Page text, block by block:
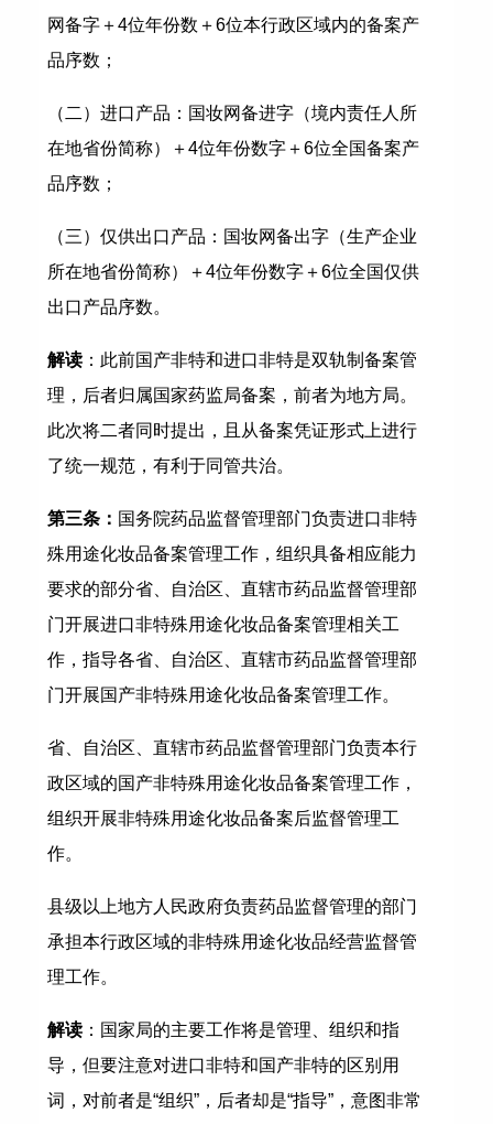
网备字＋4位年份数＋6位本行政区域内的备案产
品序数；
（二）进口产品：国妆网备进字（境内责任人所
在地省份简称）＋4位年份数字＋6位全国备案产
品序数；
（三）仅供出口产品：国妆网备出字（生产企业
所在地省份简称）＋4位年份数字＋6位全国仅供
出口产品序数。
解读 ：此前国产非特和进口非特是双轨制备案管
理，后者归属国家药监局备案，前者为地方局。
此次将二者同时提出，且从备案凭证形式上进行
了统一规范，有利于同管共治。
第三条： 国务院药品监督管理部门负责进口非特
殊用途化妆品备案管理工作，组织具备相应能力
要求的部分省、自治区、直辖市药品监督管理部
门开展进口非特殊用途化妆品备案管理相关工
作，指导各省、自治区、直辖市药品监督管理部
门开展国产非特殊用途化妆品备案管理工作。
省、自治区、直辖市药品监督管理部门负责本行
政区域的国产非特殊用途化妆品备案管理工作，
组织开展非特殊用途化妆品备案后监督管理工
作。
县级以上地方人民政府负责药品监督管理的部门
承担本行政区域的非特殊用途化妆品经营监督管
理工作。
解读 ：国家局的主要工作将是管理、组织和指
导，但要注意对进口非特和国产非特的区别用
词，对前者是“组织”，后者却是“指导”，意图非常